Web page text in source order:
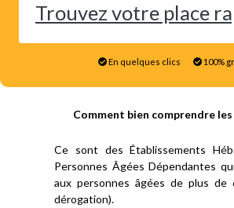
Trouvez votre place
En quelques clics 100%
Comment bien comprendre les
Ce sont des Établissements
Personnes Âgées Dépendantes
aux personnes âgées de plus de
dérogation).